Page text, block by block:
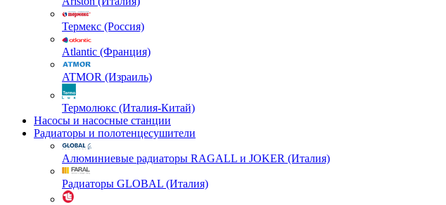
Термекс (Россия)
Atlantic (Франция)
ATMOR (Израиль)
Термолюкс (Италия-Китай)
Насосы и насосные станции
Радиаторы и полотенцесушители
Алюминиевые радиаторы RAGALL и JOKER (Италия)
Радиаторы GLOBAL (Италия)